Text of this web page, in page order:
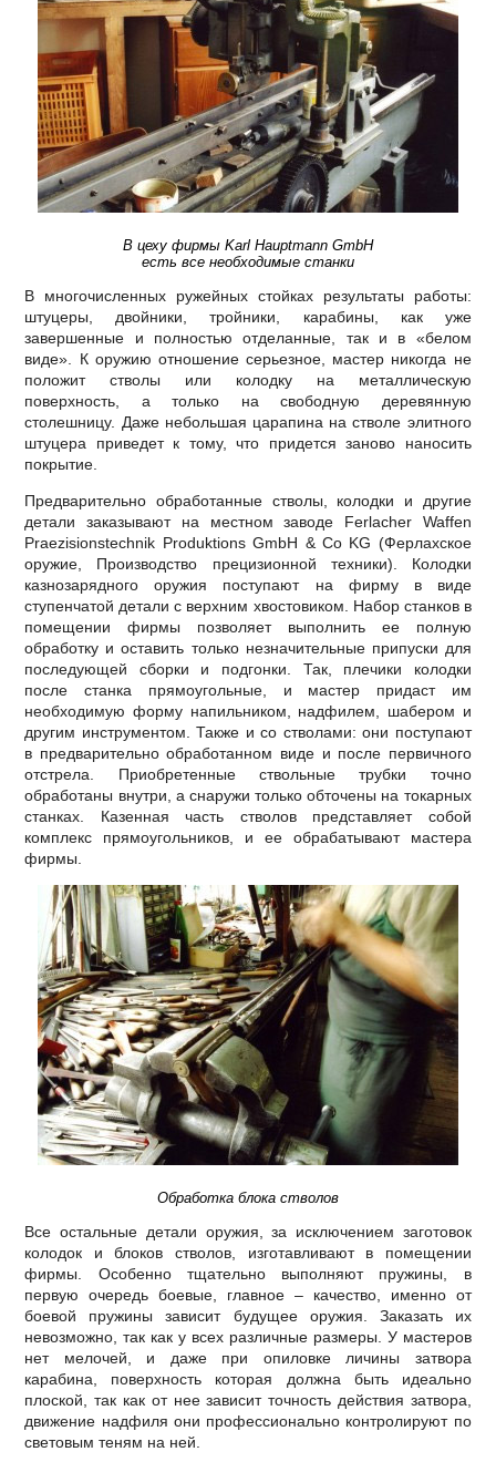
В цеху фирмы Karl Hauptmann GmbH
есть все необходимые станки
В многочисленных ружейных стойках результаты работы:
штуцеры, двойники, тройники, карабины, как уже
завершенные и полностью отделанные, так и в «белом
виде». К оружию отношение серьезное, мастер никогда не
положит стволы или колодку на металлическую
поверхность, а только на свободную деревянную
столешницу. Даже небольшая царапина на стволе элитного
штуцера приведет к тому, что придется заново наносить
покрытие.
Предварительно обработанные стволы, колодки и другие
детали заказывают на местном заводе Ferlacher Waffen
Praezisionstechnik Produktions GmbH & Co KG (Ферлахское
оружие, Производство прецизионной техники). Колодки
казнозарядного оружия поступают на фирму в виде
ступенчатой детали с верхним хвостовиком. Набор станков в
помещении фирмы позволяет выполнить ее полную
обработку и оставить только незначительные припуски для
последующей сборки и подгонки. Так, плечики колодки
после станка прямоугольные, и мастер придаст им
необходимую форму напильником, надфилем, шабером и
другим инструментом. Также и со стволами: они поступают
в предварительно обработанном виде и после первичного
отстрела. Приобретенные ствольные трубки точно
обработаны внутри, а снаружи только обточены на токарных
станках. Казенная часть стволов представляет собой
комплекс прямоугольников, и ее обрабатывают мастера
фирмы.
Обработка блока стволов
Все остальные детали оружия, за исключением заготовок
колодок и блоков стволов, изготавливают в помещении
фирмы. Особенно тщательно выполняют пружины, в
первую очередь боевые, главное – качество, именно от
боевой пружины зависит будущее оружия. Заказать их
невозможно, так как у всех различные размеры. У мастеров
нет мелочей, и даже при опиловке личины затвора
карабина, поверхность которая должна быть идеально
плоской, так как от нее зависит точность действия затвора,
движение надфиля они профессионально контролируют по
световым теням на ней.